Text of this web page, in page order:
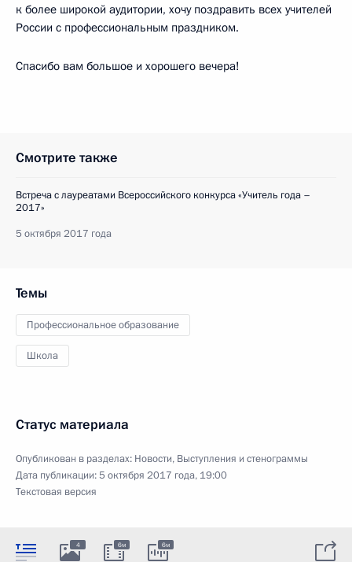
к более широкой аудитории, хочу поздравить всех учителей
России с профессиональным праздником.
Спасибо вам большое и хорошего вечера!
Смотрите также
Встреча с лауреатами Всероссийского конкурса «Учитель года –
2017»
5 октября 2017 года
Темы
Профессиональное образование
Школа
Статус материала
Опубликован в разделах: Новости, Выступления и стенограммы
Дата публикации:5 октября 2017 года, 19:00
Текстовая версия
4 6м 6м